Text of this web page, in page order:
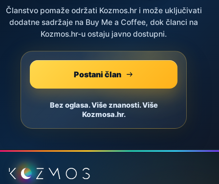
Članstvo pomaže održati Kozmos.hr i može uključivati
dodatne sadržaje na Buy Me a Coffee, dok članci na
Kozmos.hr-u ostaju javno dostupni.
Postani član
Bez oglasa. Više znanosti. Više
Kozmosa.hr.
Podnožje stranice